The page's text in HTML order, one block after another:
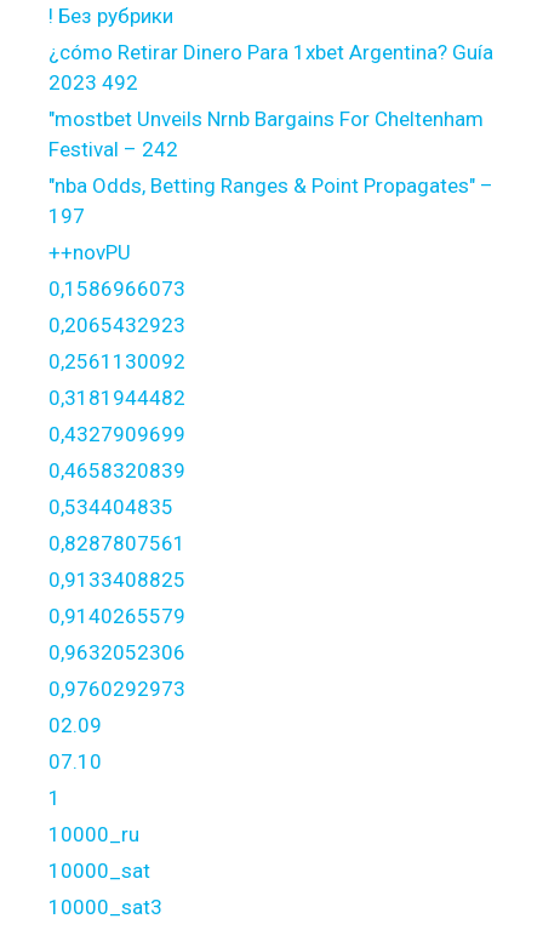
! Без рубрики
¿cómo Retirar Dinero Para 1xbet Argentina? Guía
2023 492
"mostbet Unveils Nrnb Bargains For Cheltenham
Festival – 242
"nba Odds, Betting Ranges & Point Propagates" –
197
++novPU
0,1586966073
0,2065432923
0,2561130092
0,3181944482
0,4327909699
0,4658320839
0,534404835
0,8287807561
0,9133408825
0,9140265579
0,9632052306
0,9760292973
02.09
07.10
1
10000_ru
10000_sat
10000_sat3